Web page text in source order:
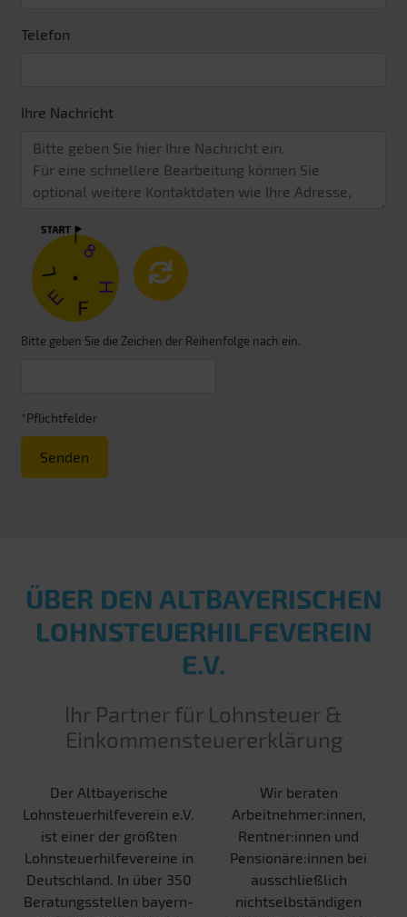
Telefon
Ihre Nachricht
Bitte geben Sie die Zeichen der Reihenfolge nach ein.
*Pflichtfelder
Senden
ÜBER DEN ALT­BAYERISCHEN
LOHN­STEUER­HILFE­VEREIN
E.V.
Ihr Partner für Lohnsteuer &
Einkommensteuererklärung
Der Altbayerische
Lohnsteuerhilfeverein e.V.
ist einer der größten
Lohnsteuerhilfevereine in
Deutschland. In über 350
Beratungsstellen bayern-
Wir beraten
Arbeitnehmer:innen,
Rentner:innen und
Pensionäre:innen bei
ausschließlich
nichtselbständigen